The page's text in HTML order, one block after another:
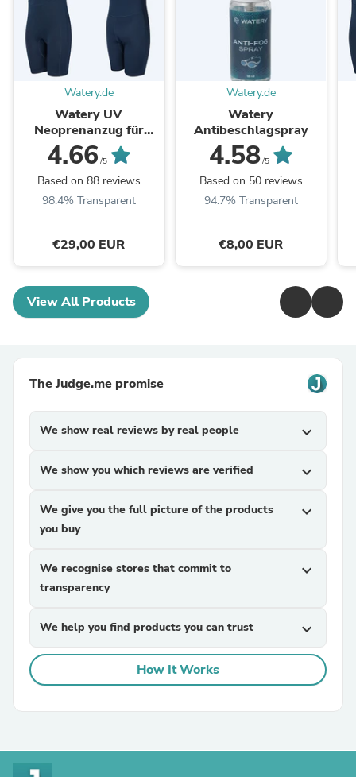
Watery.de
Watery UV
Neoprenanzug für
Kinder - Calypso
Shorty - Donkerblau
4.66 /5
Based on 88 reviews
98.4% Transparent
€29,00 EUR
Watery.de
Watery
Antibeschlagspray
4.58/5
Based on 50 reviews
94.7% Transparent
€8,00 EUR
View All Products
The Judge.me promise
We show real reviews by real people expand_more
We show you which reviews are verified expand_more
We give you the full picture of the products
you buy
expand_more
We recognise stores that commit to
transparency
expand_more
We help you find products you can trust expand_more
How It Works